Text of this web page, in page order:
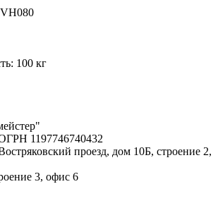
100 кг
1197746740432
проезд, дом 10Б, строение 2,
3, офис 6